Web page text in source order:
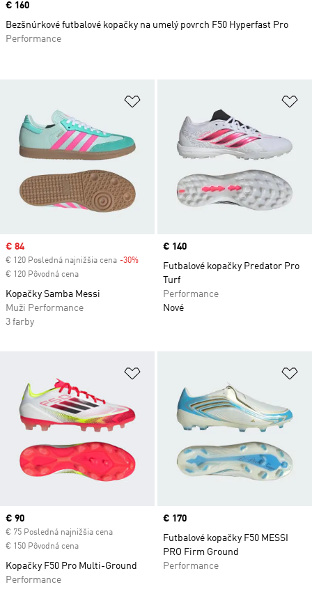
Pridať do zoznamu želaných
Sale price
€ 84
€ 120 Posledná najnižšia cena -30% Discount
€ 120 Pôvodná cena
Kopačky Samba Messi
Muži Performance
3 farby
Price
€ 140
Futbalové kopačky Predator Pro
Turf
Performance
Nové
Pridať do zoznamu želaných
Current price
€ 90
€ 75 Posledná najnižšia cena
€ 150 Pôvodná cena
Kopačky F50 Pro Multi-Ground
Performance
Price
€ 170
Futbalové kopačky F50 MESSI
PRO Firm Ground
Performance
Price
€ 160
Bezšnúrkové futbalové kopačky na umelý povrch F50 Hyperfast Pro
Performance